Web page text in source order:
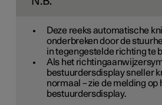
Deze reeks automatische
onderbreken door de
in tegengestelde richting te
Als het
bestuurdersdisplay sneller
normaal – zie de melding op
bestuurdersdisplay.